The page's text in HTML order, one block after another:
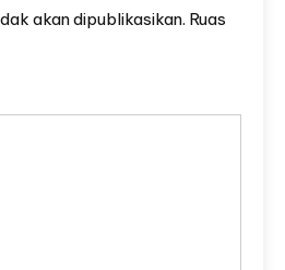
akan dipublikasikan. Ruas